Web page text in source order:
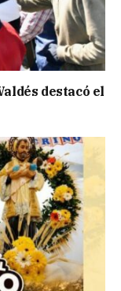
destacó el